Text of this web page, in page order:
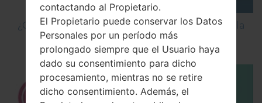
¿Cómo Activar las Opciones de Desarrollador y la
Depuración USB en LG?
contactando al Propietario.
El Propietario puede conservar los Datos
Personales por un período más
prolongado siempre que el Usuario haya
dado su consentimiento para dicho
procesamiento, mientras no se retire
dicho consentimiento. Además, el